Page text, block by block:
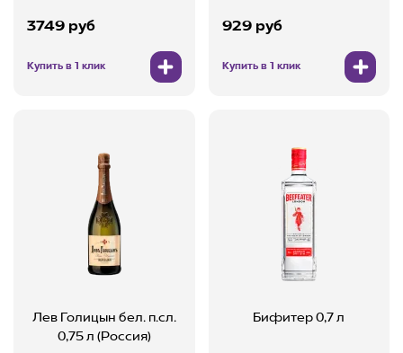
3749 руб
Купить в 1 клик
929 руб
Купить в 1 клик
Лев Голицын бел. п.сл.
0,75 л (Россия)
Бифитер 0,7 л